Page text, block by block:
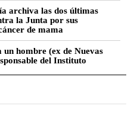
archiva las dos últimas
la Junta por sus
de mama
hombre (ex de Nuevas
del Instituto